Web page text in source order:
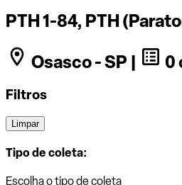
PTH 1-84, PTH
Osasco - SP |
0
Filtros
Limpar
Tipo de coleta:
Escolha o tipo de coleta